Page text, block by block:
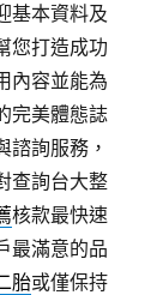
基本資料及
您打造成功
內容並能為
完美體態誌
諮詢服務，
查詢台大整
核款最快速
最滿意的品
胎或僅保持